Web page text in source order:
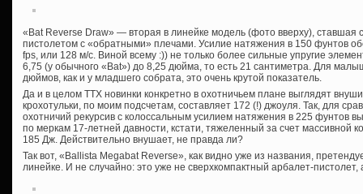
«Bat Reverse Draw» — вторая в линейке модель (фото вверху),
пистолетом с «обратными» плечами. Усилие натяжения в 150 фунтов
fps, или 128 м/с. Виной всему :)) не только более сильные упругие
6,75 (у обычного «Bat») до 8,25 дюйма, то есть 21 сантиметра. Для
дюймов, как и у младшего собрата, это очень крутой показатель.
Да и в целом ТТХ новинки конкретно в охотничьем плане выглядят
крохотульки, по моим подсчетам, составляет 172 (!) джоуля. Так, для
охотничий рекурсив с колоссальным усилием натяжения в 225 фунтов
по меркам 17-летней давности, кстати, тяжеленный за счет массивной
185 Дж. Действительно внушает, не правда ли?
Так вот, «Ballista Megabat Reverse», как видно уже из названия,
линейке. И не случайно: это уже не сверхкомпактный арбалет-